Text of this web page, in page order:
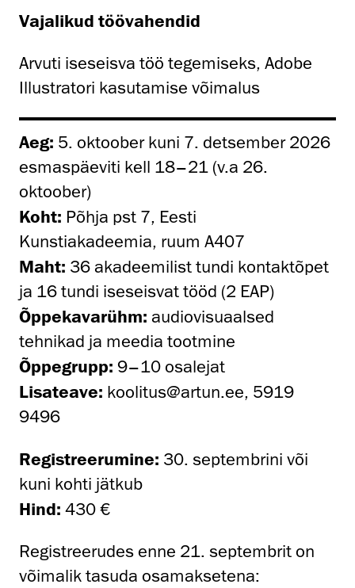
Vajalikud töövahendid
Arvuti iseseisva töö tegemiseks, Adobe
Illustratori kasutamise võimalus
Aeg: 5. oktoober kuni 7. detsember 2026
esmaspäeviti kell 18–21 (v.a 26.
oktoober)
Koht: Põhja pst 7, Eesti
Kunstiakadeemia, ruum A407
Maht: 36 akadeemilist tundi kontaktõpet
ja 16 tundi iseseisvat tööd (2 EAP)
Õppekavarühm: audiovisuaalsed
tehnikad ja meedia tootmine
Õppegrupp: 9–10 osalejat
Lisateave: koolitus@artun.ee, 5919
9496
Registreerumine: 30. septembrini või
kuni kohti jätkub
Hind: 430 €
Registreerudes enne 21. septembrit on
võimalik tasuda osamaksetena: